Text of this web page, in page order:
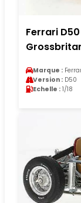
Ferrari D50
Marque :
Version : D50
Echelle : 1/18